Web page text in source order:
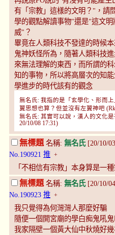
有「宗教」這樣的文明？"，請
學的觀點解讀事物"還是"這文
威"？
畢竟在人類科技不發達的時候
鬼神妖怪所為，隨著人類科技
來無法理解的東西，而所謂的
知的事物，所以將高層次的知
學進步的時代該有的觀念
無名氏: 我指的是「玄學化、形而
翼思想也算？但並沒有左翼神吧
無名氏: 其實可以說，漢人的文化
20/10/08 17:31)
無標題 名稱: 無名氏[20/10/
No.190921 推 +
「不相信有宗教」本身算是一
無標題 名稱: 無名氏[20/10/
No.190923 推 +
我只覺得為何灣灣人那麼好騙
隨便一個開宮廟的學白痴鬼吼
我家隔壁一個黃大仙中秋燒好